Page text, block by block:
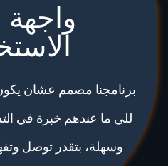
برنامجنا مصمم عشان
للي ما عندهم خبرة في
وسهلة، بتقدر توصل